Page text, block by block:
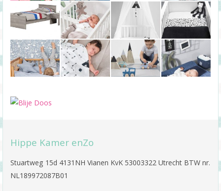
Hippe Kamer enZo
Stuartweg 15d 4131NH Vianen KvK 53003322 Utrecht BTW nr.
NL189972087B01